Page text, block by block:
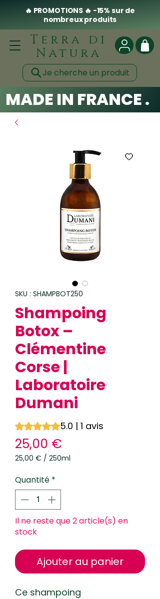
🔥 PROMOTIONS 🔥 -15% sur de
nombreux produits
Terra di
Natura
Je cherche un produit
MADE IN FRANCE .
SKU : SHAMPBOT250
Shampoing
Botox –
Clémentine
Corse |
Laboratoire
Dumani
La note est de 5.0 sur cinq étoiles selon 1
5.0 | 1 avis
25,00 €
25,00 € / 250ml
pour
250
Millilitres
Quantité *
Il ne reste que 2 article(s) en
stock
Ajouter au panier
Ce shampoing